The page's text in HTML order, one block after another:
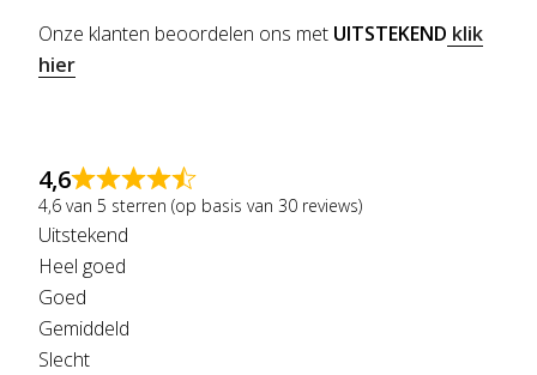
Onze klanten beoordelen ons met UITSTEKEND klik
hier
4,6
4,6 van 5 sterren (op basis van 30 reviews)
Uitstekend
Heel goed
Goed
Gemiddeld
Slecht